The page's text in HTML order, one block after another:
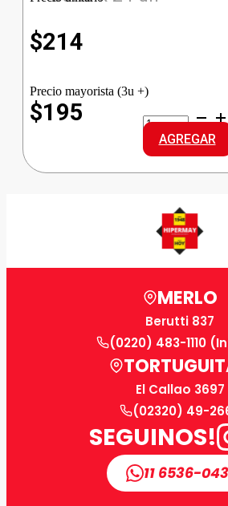
$214
Precio mayorista (3u +)
$195
SEDAL
CREMA
BALA
cantidad
AGREGAR
MERLO
Berutti 837
(0220) 483-1110
El Callao 3697
(02320) 49-
SEGUINOS!
11 6536-